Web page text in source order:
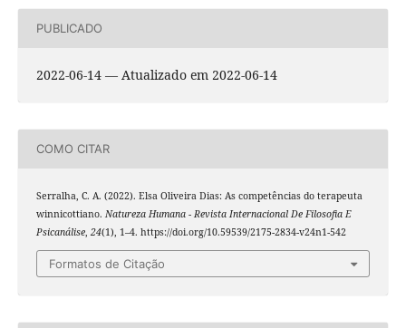
PUBLICADO
2022-06-14 — Atualizado em 2022-06-14
COMO CITAR
Serralha, C. A. (2022). Elsa Oliveira Dias: As competências do terapeuta
winnicottiano. Natureza Humana - Revista Internacional De Filosofia E
Psicanálise, 24(1), 1–4. https://doi.org/10.59539/2175-2834-v24n1-542
Formatos de Citação